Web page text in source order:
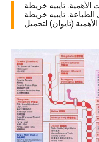
الأهمية. تايبيه خريطة
الطباعة. تايبيه خريطة